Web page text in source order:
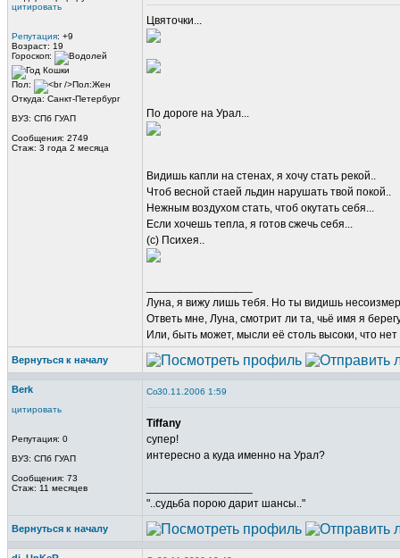
цитировать
Репутация: +9
Возраст: 19
Гороскоп:
Пол:
Откуда: Санкт-Петербург
ВУЗ: СПб ГУАП
Сообщения: 2749
Стаж: 3 года 2 месяца
Цвяточки...
По дороге на Урал...
Видишь капли на стенах, я хочу стать рекой..
Чтоб весной стаей льдин нарушать твой покой..
Нежным воздухом стать, чтоб окутать себя...
Если хочешь тепла, я готов сжечь себя...
(с) Психея..
Луна, я вижу лишь тебя. Но ты видишь
Ответь мне, Луна, смотрит ли та, чьё имя я
Или, быть может, мысли её столь высоки, что
Вернуться к началу
Berk
цитировать
Репутация: 0
ВУЗ: СПб ГУАП
Сообщения: 73
Стаж: 11 месяцев
30.11.2006 1:59
Tiffany
супер!
интересно а куда именно на Урал?
"..судьба порою дарит шансы.."
Вернуться к началу